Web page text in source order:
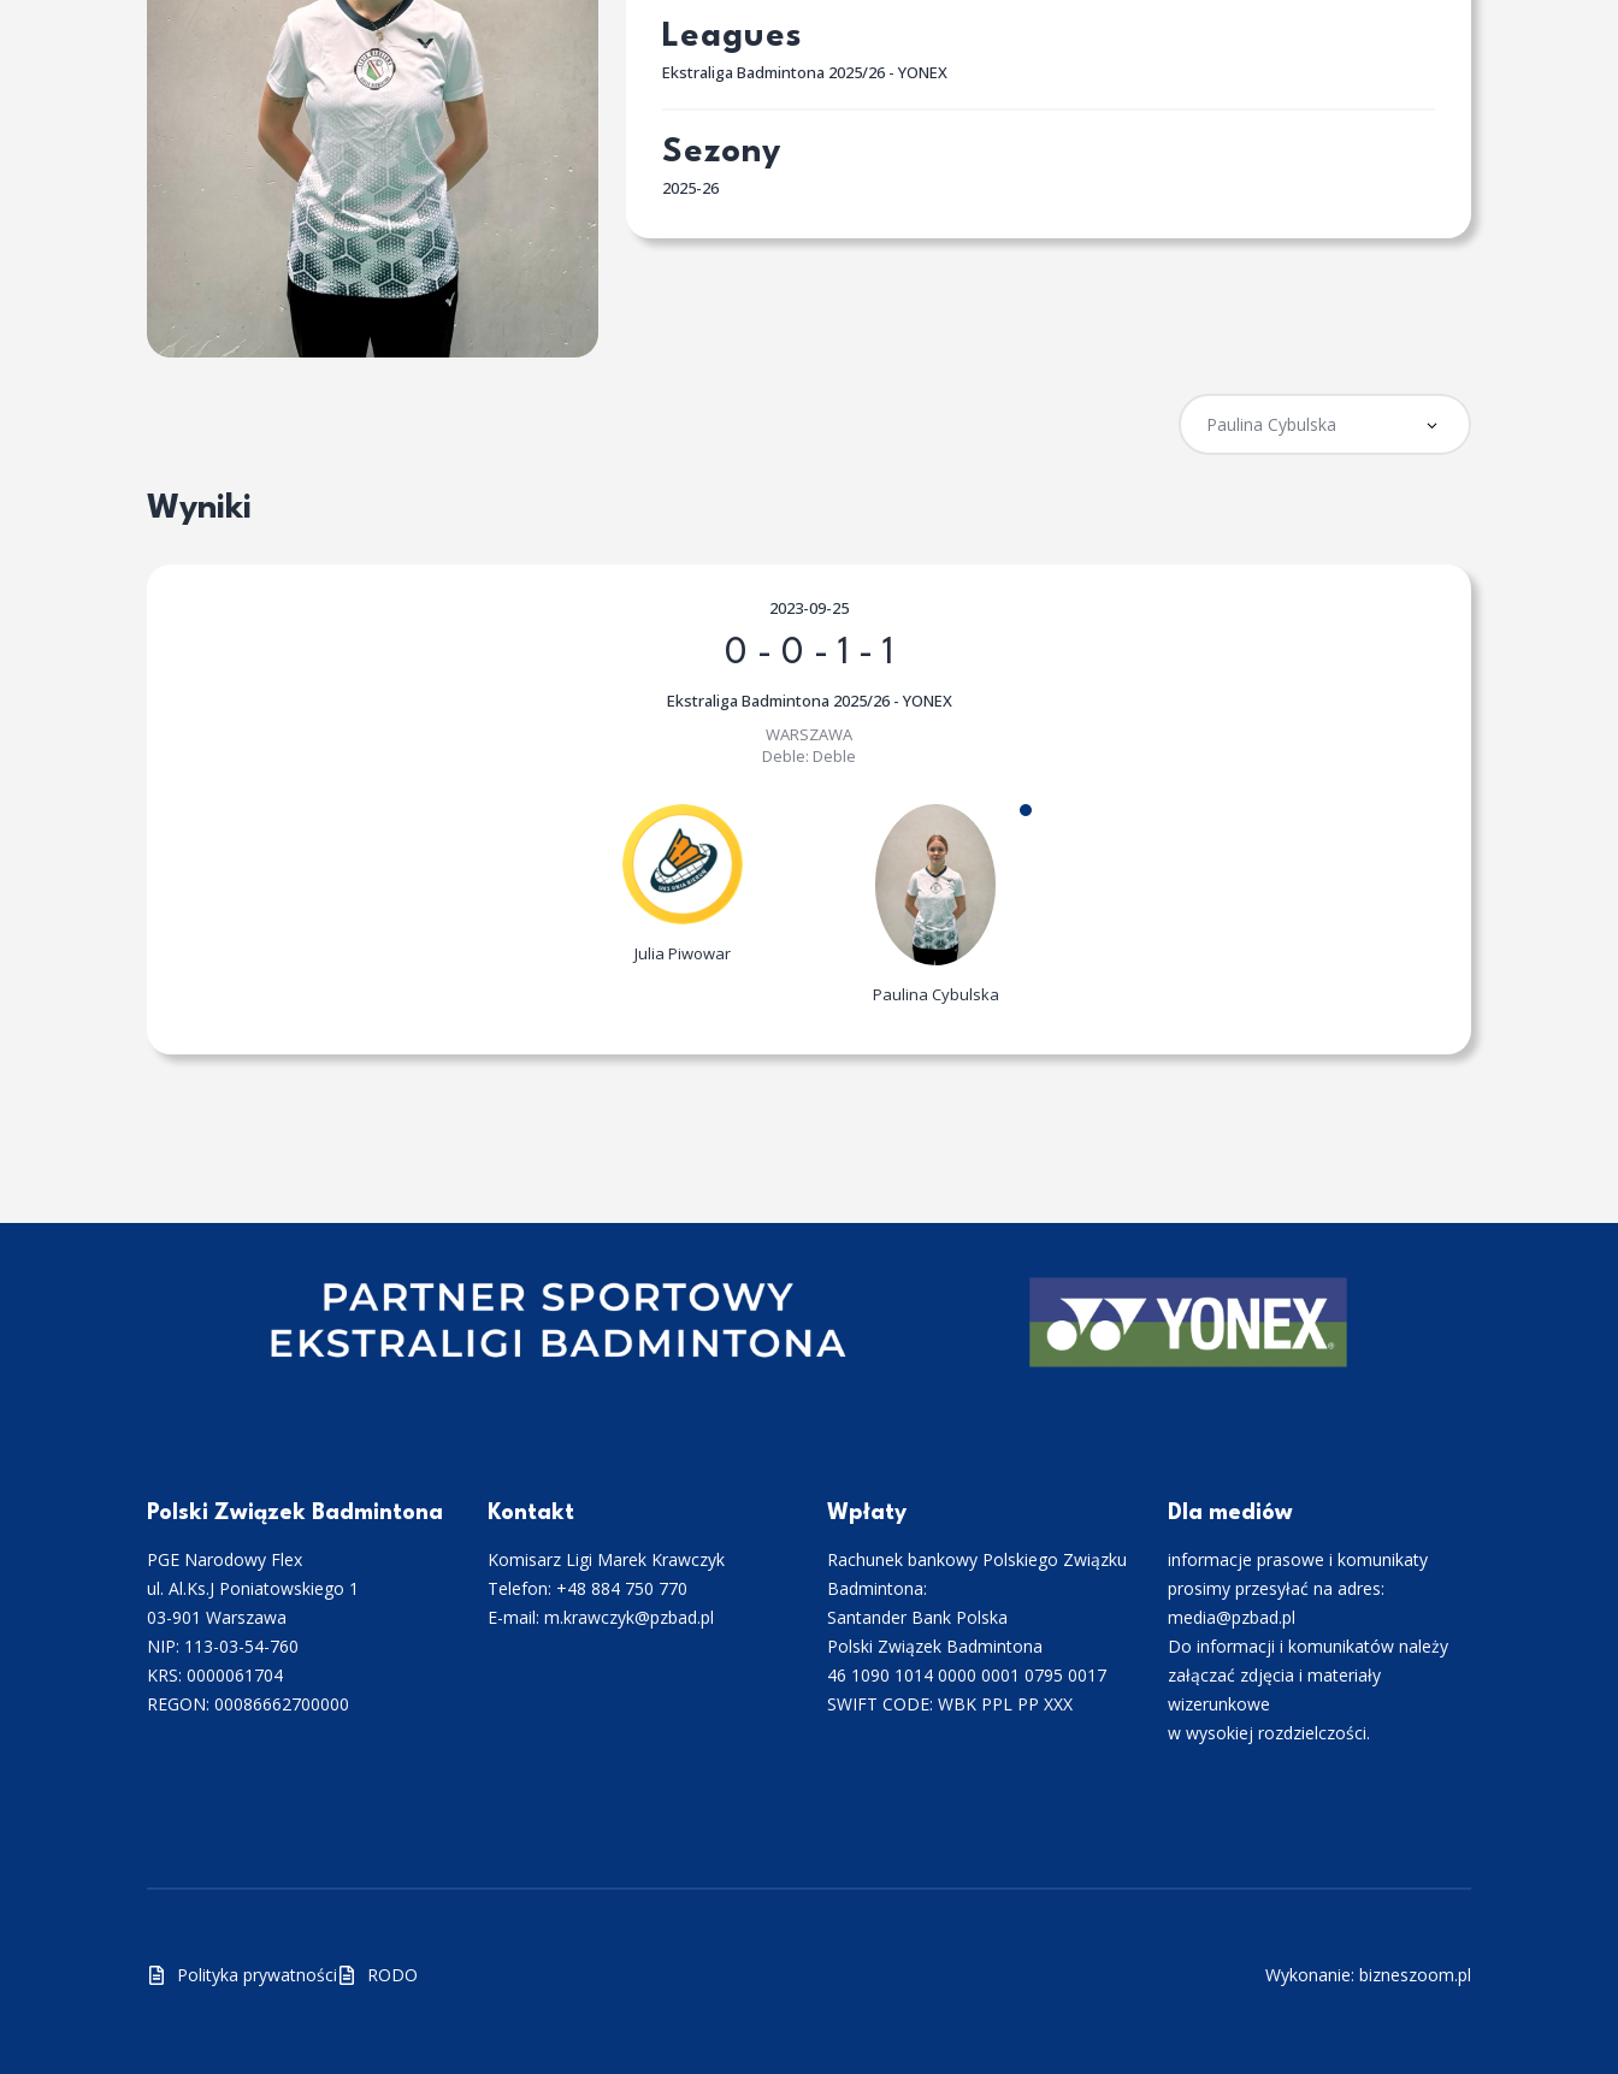
Leagues
Ekstraliga Badmintona 2025/26 - YONEX
Sezony
2025-26
Wyniki
Julia Piwowar
Paulina Cybulska
2023-09-25
0 - 0 - 1 - 1
Ekstraliga Badmintona 2025/26 - YONEX
WARSZAWA
Deble: Deble
Polski Związek Badmintona
PGE Narodowy Flex
ul. Al.Ks.J Poniatowskiego 1
03-901 Warszawa
NIP: 113-03-54-760
KRS: 0000061704
REGON: 00086662700000
Kontakt
Komisarz Ligi Marek Krawczyk
Telefon: +48 884 750 770
E-mail: m.krawczyk@pzbad.pl
Wpłaty
Rachunek bankowy Polskiego Związku
Badmintona:
Santander Bank Polska
Polski Związek Badmintona
46 1090 1014 0000 0001 0795 0017
SWIFT CODE: WBK PPL PP XXX
Dla mediów
informacje prasowe i komunikaty
prosimy przesyłać na adres:
media@pzbad.pl
Do informacji i komunikatów należy
załączać zdjęcia i materiały
wizerunkowe
w wysokiej rozdzielczości.
Polityka prywatności RODO Wykonanie: bizneszoom.pl